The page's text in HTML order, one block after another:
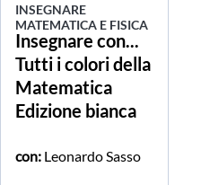
INSEGNARE
MATEMATICA E FISICA
Insegnare con...
Tutti i colori della
Matematica
Edizione bianca
con: Leonardo Sasso